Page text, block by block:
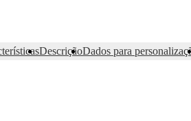
DescriçãoDados para